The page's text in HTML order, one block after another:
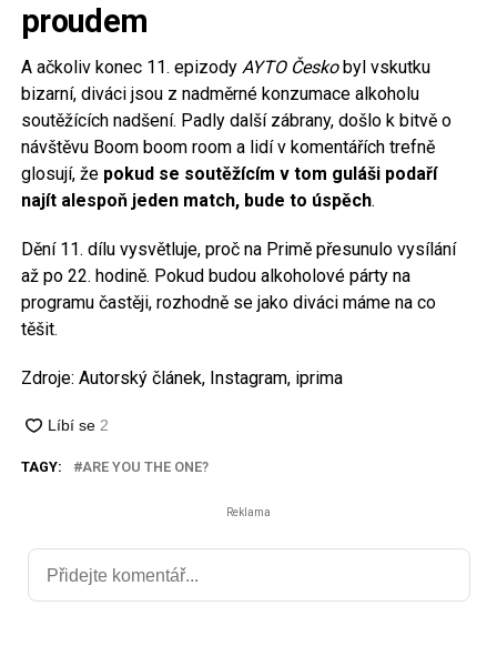
proudem
A ačkoliv konec 11. epizody AYTO Českobyl vskutku
bizarní, diváci jsou z nadměrné konzumace alkoholu
soutěžících nadšení. Padly další zábrany, došlo k bitvě o
návštěvu Boom boom room a lidí v komentářích trefně
glosují, že pokud se soutěžícím v tom guláši podaří
najít alespoň jeden match, bude to úspěch.
Dění 11. dílu vysvětluje, proč na Primě přesunulo vysílání
až po 22. hodině. Pokud budou alkoholové párty na
programu častěji, rozhodně se jako diváci máme na co
těšit.
Zdroje: Autorský článek, Instagram, iprima
TAGY: ARE YOU THE ONE?
Reklama